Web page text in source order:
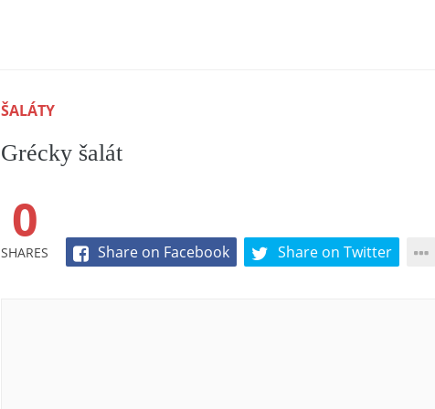
ŠALÁTY
Grécky šalát
0
SHARES Share on Facebook Share on Twitter